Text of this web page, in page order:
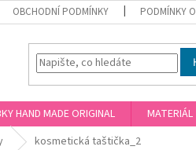
OBCHODNÍ PODMÍNKY PODMÍNKY
HAND MADE ORIGINAL MATERIÁL
kosmetická taštička_2